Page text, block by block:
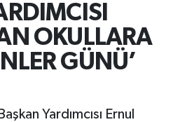
OKULLARA
GÜNÜ’
Yardımcısı Ernul